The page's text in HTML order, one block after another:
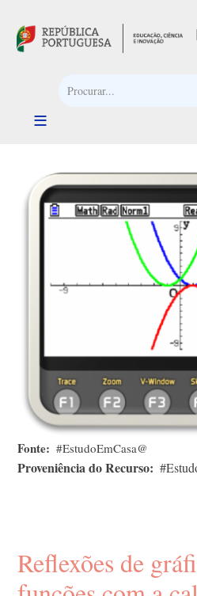
Fonte #EstudoEmCasa@
Proveniência do Recurso
Reflexões de